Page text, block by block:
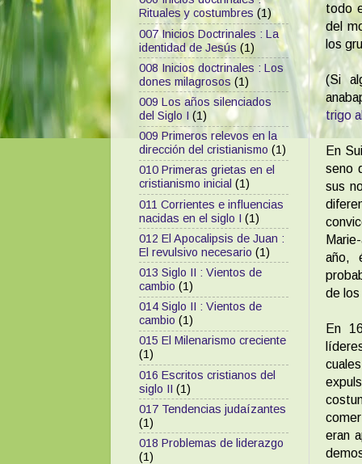
todo
del
los
(Si
trigo
En
seno
sus
año,
de los
En
eran
Rituales y costumbres (1)
007 Inicios Doctrinales : La
identidad de Jesús (1)
008 Inicios doctrinales : Los
dones milagrosos (1)
009 Los años silenciados
del Siglo I (1)
009 Primeros relevos en la
dirección del cristianismo (1)
010 Primeras grietas en el
cristianismo inicial (1)
011 Corrientes e influencias
nacidas en el siglo I (1)
012 El Apocalipsis de Juan :
El revulsivo necesario (1)
013 Siglo II : Vientos de
cambio (1)
014 Siglo II : Vientos de
cambio (1)
015 El Milenarismo creciente
(1)
016 Escritos cristianos del
siglo II (1)
017 Tendencias judaízantes
(1)
018 Problemas de liderazgo
(1)